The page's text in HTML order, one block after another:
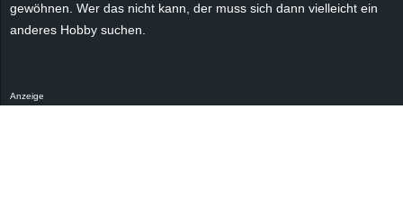
gewöhnen. Wer das nicht kann, der muss sich dann vielleicht ein
anderes Hobby suchen.
Anzeige